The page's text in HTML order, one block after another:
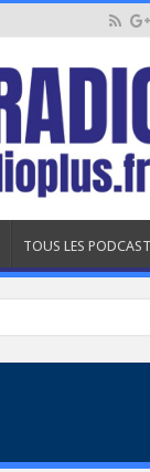
TOUS LES